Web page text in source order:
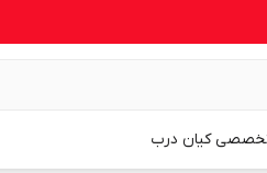
کیان درب